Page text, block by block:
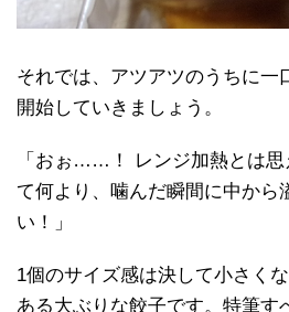
それでは、アツアツのうちに一
開始していきましょう。
「おぉ……！ レンジ加熱とは思
て何より、噛んだ瞬間に中から
い！」
1個のサイズ感は決して小さく
ある大ぶりな餃子です。特筆す